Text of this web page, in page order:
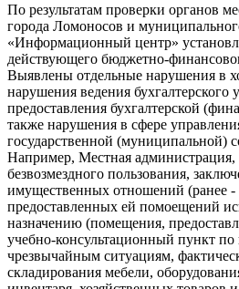
По результатам проверки органов
города Ломоносов и
«Информационный центр»
действующего бюджетно-
Выявлены отдельные нарушения в
нарушения ведения бухгалтерского
предоставления бухгалтерской
также нарушения в сфере
государственной (муниципальной)
Например, Местная
безвозмездного пользования,
имущественных отношений (ранее
предоставленных ей помоещений
назначению (помещения,
учебно-консультационный пункт по
чрезвычайным ситуациям,
складирования мебели,